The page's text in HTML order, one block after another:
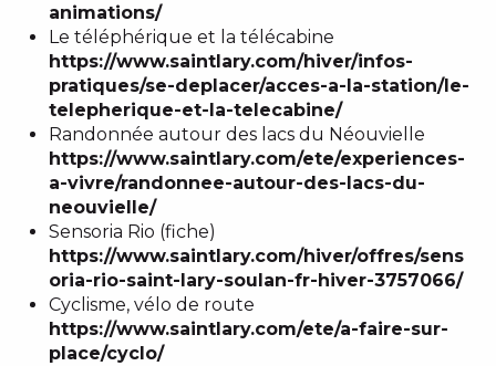
animations/
Le téléphérique et la télécabine
https://www.saintlary.com/hiver/infos-
pratiques/se-deplacer/acces-a-la-station/le-
telepherique-et-la-telecabine/
Randonnée autour des lacs du Néouvielle
https://www.saintlary.com/ete/experiences-
a-vivre/randonnee-autour-des-lacs-du-
neouvielle/
Sensoria Rio (fiche)
https://www.saintlary.com/hiver/offres/sens
oria-rio-saint-lary-soulan-fr-hiver-3757066/
Cyclisme, vélo de route
https://www.saintlary.com/ete/a-faire-sur-
place/cyclo/